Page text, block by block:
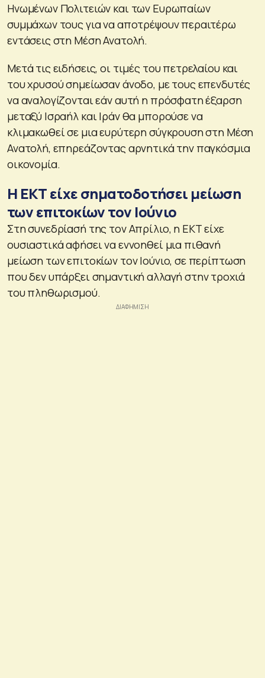
Ηνωμένων Πολιτειών και των Ευρωπαίων
συμμάχων τους για να αποτρέψουν περαιτέρω
εντάσεις στη Μέση Ανατολή.
Μετά τις ειδήσεις, οι τιμές του πετρελαίου και
του χρυσού σημείωσαν άνοδο, με τους επενδυτές
να αναλογίζονται εάν αυτή η πρόσφατη έξαρση
μεταξύ Ισραήλ και Ιράν θα μπορούσε να
κλιμακωθεί σε μια ευρύτερη σύγκρουση στη Μέση
Ανατολή, επηρεάζοντας αρνητικά την παγκόσμια
οικονομία.
Η ΕΚΤ είχε σηματοδοτήσει μείωση
των επιτοκίων τον Ιούνιο
Στη συνεδρίασή της τον Απρίλιο, η ΕΚΤ είχε
ουσιαστικά αφήσει να εννοηθεί μια πιθανή
μείωση των επιτοκίων τον Ιούνιο, σε περίπτωση
που δεν υπάρξει σημαντική αλλαγή στην τροχιά
του πληθωρισμού.